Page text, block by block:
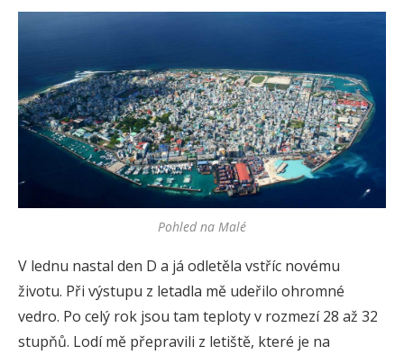
Pohled na Malé
V lednu nastal den D a já odletěla vstříc novému
životu. Při výstupu z letadla mě udeřilo ohromné
vedro. Po celý rok jsou tam teploty v rozmezí 28 až 32
stupňů. Lodí mě přepravili z letiště, které je na